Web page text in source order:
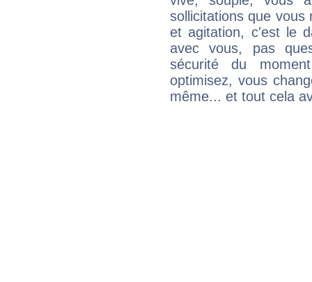
sollicitations que vous
et agitation, c'est le
avec vous, pas
sécurité du
optimisez, vous
même... et tout cela